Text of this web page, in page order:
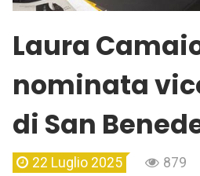
Laura
nominata
di San
22 Luglio 2025 879